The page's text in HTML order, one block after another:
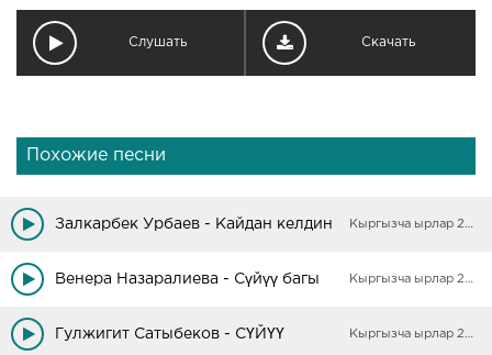
Слушать Скачать
Похожие песни
Залкарбек Урбаев - Кайдан келдин Кыргызча ырлар 2025
Венера Назаралиева - Сүйүү багы Кыргызча ырлар 2025
Гулжигит Сатыбеков - СҮЙҮҮ Кыргызча ырлар 2025